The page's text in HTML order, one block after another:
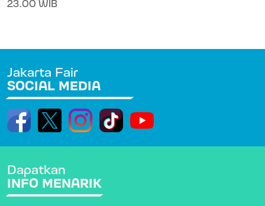
Jakarta Fair
SOCIAL MEDIA
Dapatkan
INFO MENARIK